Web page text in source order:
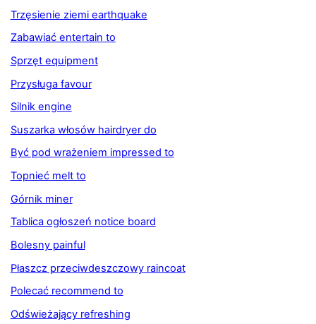
Trzęsienie ziemi earthquake
Zabawiać entertain to
Sprzęt equipment
Przysługa favour
Silnik engine
Suszarka włosów hairdryer do
Być pod wrażeniem impressed to
Topnieć melt to
Górnik miner
Tablica ogłoszeń notice board
Bolesny painful
Płaszcz przeciwdeszczowy raincoat
Polecać recommend to
Odświeżający refreshing